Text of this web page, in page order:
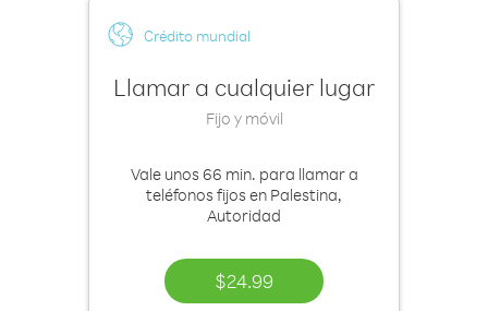
Crédito mundial
Llamar a cualquier lugar
Fijo y móvil
Vale unos 66 min. para llamar a
teléfonos fijos en Palestina,
Autoridad
$24.99